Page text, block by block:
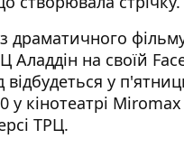
драматичного
Аладдін на своїй
відбудеться у
у кінотеатрі
ТРЦ.